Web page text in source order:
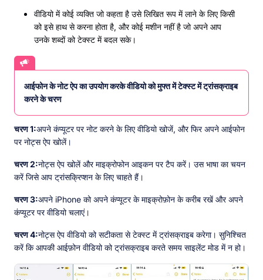
वीडियो में कोई व्यक्ति जो कहता है उसे लिखित रूप में लाने के लिए किसी
को इसे हाथ से करना होता है, और कोई मशीन नहीं है जो अपने आप
उनके शब्दों को टेक्स्ट में बदल सके।
आईफोन के नोट ऐप का उपयोग करके वीडियो को मुफ्त में टेक्स्ट में ट्रांसक्राइब
करने के चरण
चरण 1:अपने कंप्यूटर पर नोट करने के लिए वीडियो खोजें, और फिर अपने आईफोन
पर नोट्स ऐप खोलें।
चरण 2:नोट्स ऐप खोलें और माइक्रोफोन आइकन पर टैप करें। उस भाषा का चयन
करें जिसे आप ट्रांसक्रिप्शन के लिए चाहते हैं।
चरण 3:अपने iPhone को अपने कंप्यूटर के माइक्रोफ़ोन के करीब रखें और अपने
कंप्यूटर पर वीडियो चलाएं।
चरण 4:नोट्स ऐप वीडियो को सटीकता से टेक्स्ट में ट्रांसक्राइब करेगा। सुनिश्चित
करें कि आपकी आईफ़ोन वीडियो को ट्रांसक्राइब करते समय साइलेंट मोड में न हो।